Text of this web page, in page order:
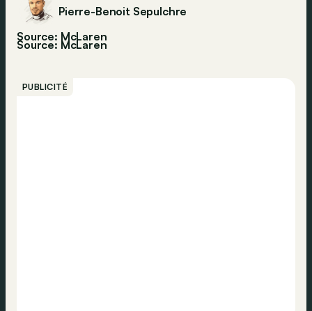
Pierre-Benoit Sepulchre
Source: McLaren
Source: McLaren
PUBLICITÉ